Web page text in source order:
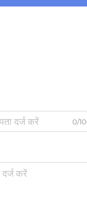
0/